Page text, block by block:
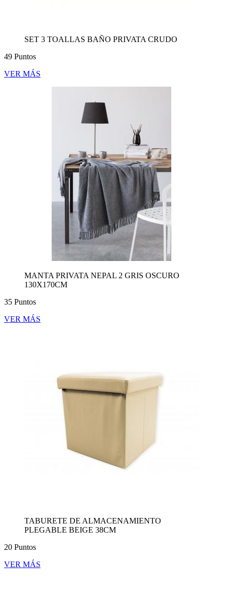
SET 3 TOALLAS BAÑO PRIVATA CRUDO
49 Puntos
VER MÁS
MANTA PRIVATA NEPAL 2 GRIS OSCURO
130X170CM
35 Puntos
VER MÁS
TABURETE DE ALMACENAMIENTO
PLEGABLE BEIGE 38CM
20 Puntos
VER MÁS